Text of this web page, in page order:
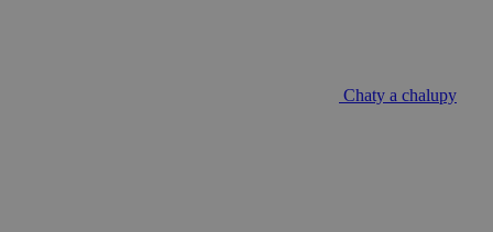
Chaty a chalupy